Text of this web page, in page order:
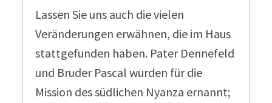
Lassen Sie uns auch die vielen
Veränderungen erwähnen, die im Haus
stattgefunden haben. Pater Dennefeld
und Bruder Pascal wurden für die
Mission des südlichen Nyanza ernannt;